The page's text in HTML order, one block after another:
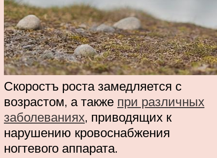
Скоростъ роста замедляется с
возрастом, а также при различных
заболеваниях, приводящих к
нарушению кровоснабжения
ногтевого аппарата.